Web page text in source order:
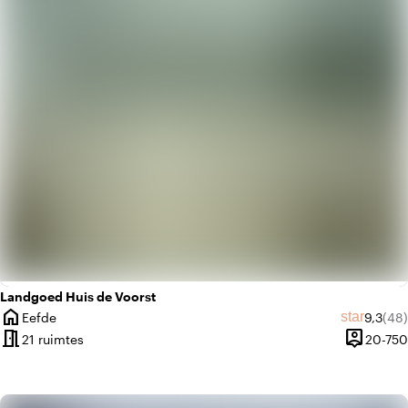
Landgoed Huis de Voorst
home
Plaats
Eefde star9,3(48)
meeting_room21 ruimtes person_pin20-750